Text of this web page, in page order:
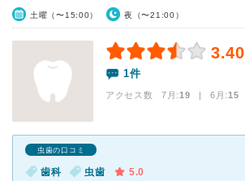
土曜（〜15:00） 夜（〜21:00）
3.40
1件
アクセス数 7月:19 | 6月:15
虫歯の口コミ
歯科 虫歯
5.0